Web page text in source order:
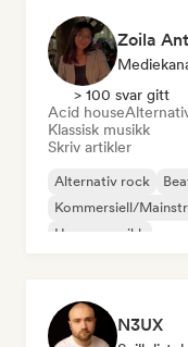
Zoila
> 100 svar gitt
Acid house
Klassisk musikk
Skriv artikler
Alternativ rock
Kommersiell/
House-musikk
N3UX